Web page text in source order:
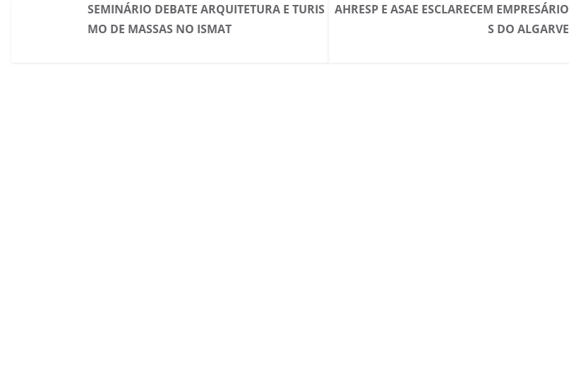
SEMINÁRIO DEBATE ARQUITETURA E TURIS
MO DE MASSAS NO ISMAT
AHRESP E ASAE ESCLARECEM EMPRESÁRIO
S DO ALGARVE